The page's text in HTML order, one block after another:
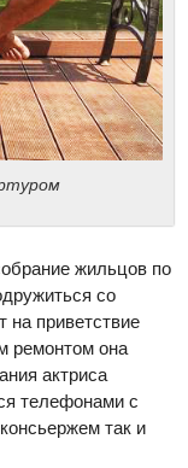
жильцов по
со
на приветствие
ремонтом она
актриса
телефонами с
так и